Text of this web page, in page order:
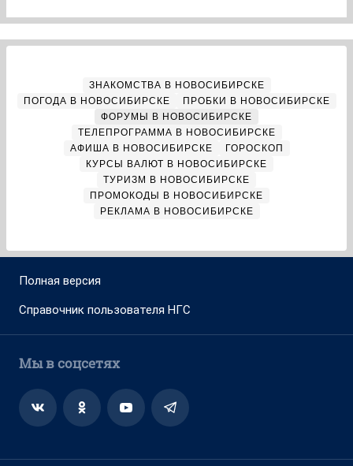
ЗНАКОМСТВА В НОВОСИБИРСКЕ
ПОГОДА В НОВОСИБИРСКЕ
ПРОБКИ В НОВОСИБИРСКЕ
ФОРУМЫ В НОВОСИБИРСКЕ
ТЕЛЕПРОГРАММА В НОВОСИБИРСКЕ
АФИША В НОВОСИБИРСКЕ
ГОРОСКОП
КУРСЫ ВАЛЮТ В НОВОСИБИРСКЕ
ТУРИЗМ В НОВОСИБИРСКЕ
ПРОМОКОДЫ В НОВОСИБИРСКЕ
РЕКЛАМА В НОВОСИБИРСКЕ
Полная версия
Справочник пользователя НГС
Мы в соцсетях